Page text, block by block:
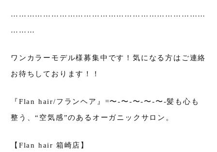
………………………………………………………………
………
ワンカラーモデル様募集中です！気になる方はご連絡
お待ちしております！！
『Flan hair/フランヘア』=〜-〜-〜-〜-〜-髪も心も
整う、“空気感”のあるオーガニックサロン。
【Flan hair 箱崎店】